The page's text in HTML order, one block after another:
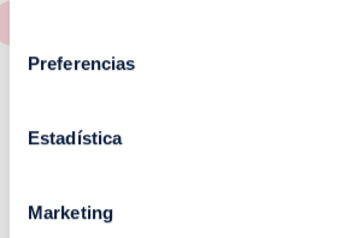
Preferencias
Estadística
Marketing
RESTAURANTES
de Puerto Venecia
restaurantes de Puerto Venecia.